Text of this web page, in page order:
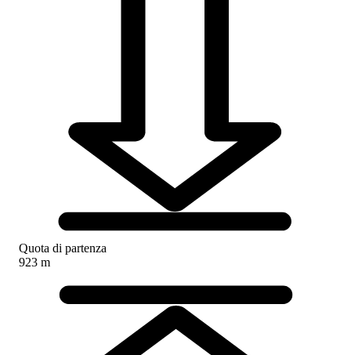
Quota di partenza
923 m